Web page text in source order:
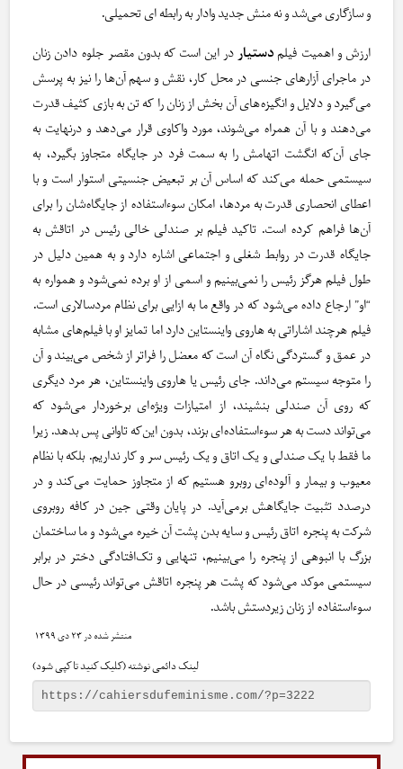
و سازگاری می‌شد و نه منش جدید وادار به رابطه ای تحمیلی.
ارزش و اهمیت فیلم دستیار در این است که بدون مقصر جلوه دادن زنان
در ماجرای آزارهای جنسی در محل کار، نقش و سهم آن‌ها را نیز به پرسش
می‌گیرد و دلایل و انگیزه‌های آن بخش از زنان را که تن به بازی کثیف قدرت
می‌دهند و با آن همراه می‌شوند، مورد واکاوی قرار می‌دهد و درنهایت به
جای آن‌که انگشت اتهامش را به سمت فرد در جایگاه متجاوز بگیرد، به
سیستمی حمله می‌کند که اساس آن بر تبعیض جنسیتی استوار است و با
اعطای انحصاری قدرت به مردها، امکان سوءاستفاده از جایگاه‌شان را برای
آن‌ها فراهم کرده است. تاکید فیلم بر صندلی خالی رئیس در اتاقش به
جایگاه قدرت در روابط شغلی و اجتماعی اشاره دارد و به همین دلیل در
طول فیلم هرگز رئیس را نمی‌بینیم و اسمی از او برده نمی‌شود و همواره به
“او” ارجاع داده می‌شود که در واقع ما به ازایی برای نظام مردسالاری است.
فیلم هرچند اشاراتی به هاروی واینستاین دارد اما تمایز او با فیلم‌های مشابه
در عمق و گستردگی نگاه آن است که معضل را فراتر از شخص می‌بیند و آن
را متوجه سیستم می‌داند. جای رئیس یا هاروی واینستاین، هر مرد دیگری
که روی آن صندلی بنشیند، از امتیازات ویژه‌ای برخوردار می‌شود که
می‌تواند دست به هر سوء‌استفاده‌ای بزند‌، بدون این‌که تاوانی پس بدهد. زیرا
ما فقط با یک صندلی و یک اتاق و یک رئیس سر‌ و‌ کار نداریم. بلکه با نظام‌
معیوب و بیمار و آلوده‌ای روبرو هستیم که از متجاوز حمایت می‌کند‌ و در
درصدد تثبیت جایگاهش برمی‌آید. در پایان وقتی جین در کافه روبروی
شرکت به پنجره اتاق رئیس و سایه بدن پشت آن خیره می‌شود و ما ساختمان
بزرگ با انبوهی از پنجره را می‌بینیم، تنهایی و تک‌افتادگی دختر در برابر
سیستمی موکد می‌شود که پشت هر پنجره اتاقش می‌تواند رئیسی در حال
سوءاستفاده از زنان زیردستش باشد.
۲۳ دی ۱۳۹۹
لینک دائمی نوشته (کلیک کنید تا کپی شود)